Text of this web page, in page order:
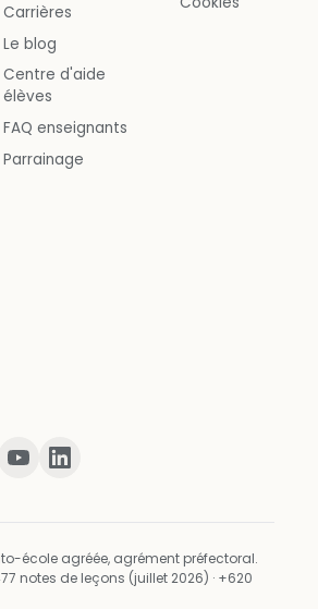
Carrières
Le blog
Centre d'aide
élèves
FAQ enseignants
Parrainage
école agréée, agrément préfectoral.
notes de leçons (juillet 2026) · +620